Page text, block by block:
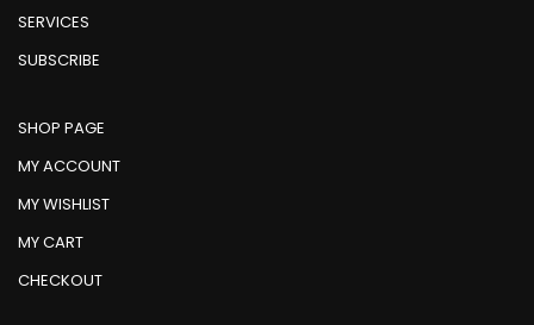
SERVICES
SUBSCRIBE
SHOP PAGE
MY ACCOUNT
MY WISHLIST
MY CART
CHECKOUT